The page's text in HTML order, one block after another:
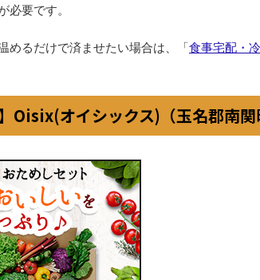
必要です。
めるだけで済ませたい場合は、「食事宅配・
Oisix(オイシックス)（玉名郡南関